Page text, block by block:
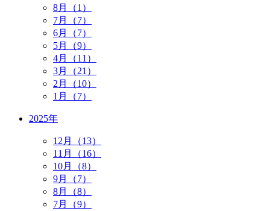
8月（1）
7月（7）
6月（7）
5月（9）
4月（11）
3月（21）
2月（10）
1月（7）
2025年
12月（13）
11月（16）
10月（8）
9月（7）
8月（8）
7月（9）